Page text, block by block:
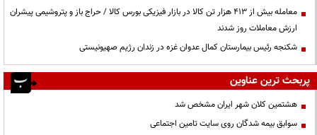
معامله بیش از ۴۱۳ هزار تن کالا در بازار فیزیکی بورس کالا / حراج باز و پتروشیمی پیشران
ارزش معاملات روز شدند
شکنجه رئیس بیمارستان کمال عدوان غزه در زندان رژیم صهیونیستی
پربحث ترین عناوین
هشتمین کلان شهر ایران مشخص شد
سوابق بیمه شدگان روی سایت تامین اجتماعی